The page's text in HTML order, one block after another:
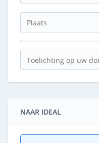
NAAR IDEAL